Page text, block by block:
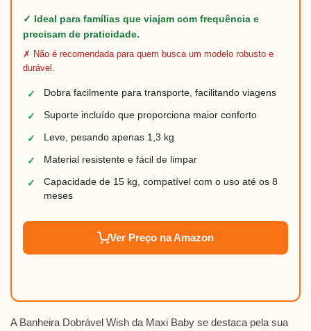
✓ Ideal para famílias que viajam com frequência e
precisam de praticidade.
✗ Não é recomendada para quem busca um modelo robusto e
durável.
✓ Dobra facilmente para transporte, facilitando viagens
✓ Suporte incluído que proporciona maior conforto
✓ Leve, pesando apenas 1,3 kg
✓ Material resistente e fácil de limpar
✓
Capacidade de 15 kg, compatível com o uso até os 8
meses
Ver Preço na Amazon
A Banheira Dobrável Wish da Maxi Baby se destaca pela sua